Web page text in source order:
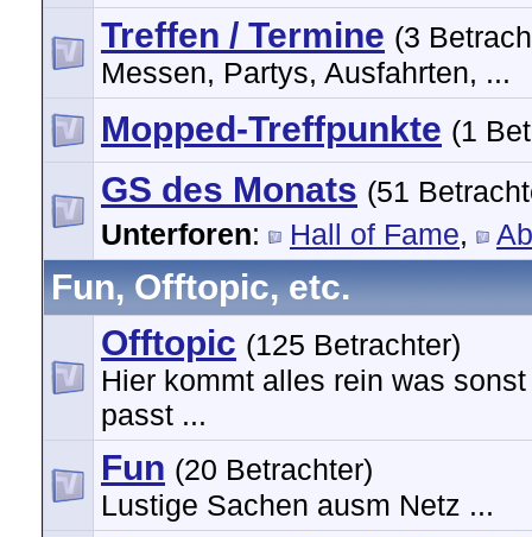
Treffen / Termine (3
Messen, Partys, Ausfahrten, ...
Mopped-Treffpunkte (1
GS des Monats (51
Unterforen: Hall of Fame,
Fun, Offtopic, etc.
Offtopic (125 Betrachter)
Hier kommt alles rein was
passt ...
Fun (20 Betrachter)
Lustige Sachen ausm Netz ...